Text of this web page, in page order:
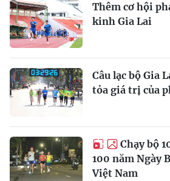
Thêm cơ hội
kinh Gia Lai
Câu lạc bộ Gia
tỏa giá trị của
Chạy bộ
100 năm Ngày
Việt Nam